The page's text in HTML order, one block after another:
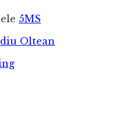
5MS
Oltean